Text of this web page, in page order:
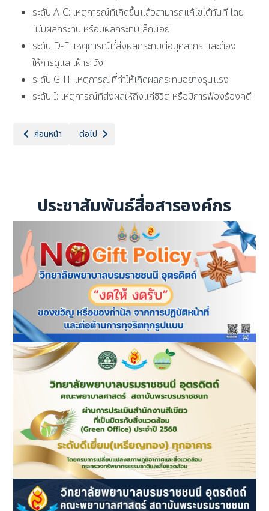
ระดับ A-C: เหตุการณ์ที่เกิดขึ้นแล้วสามารถแก้ไขได้ทันที โดย
ไม่มีผลกระทบ หรือมีผลกระทบเล็กน้อย
ระดับ D-F: เหตุการณ์ที่ส่งผลกระทบต่อบุคลากร และต้อง
ให้การดูแล เฝ้าระวัง
ระดับ G-H: เหตุการณ์ที่ทำให้เกิดผลกระทบอย่างรุนแรง
ระดับ I: เหตุการณ์ที่ส่งผลให้ถึงแก่ชีวิต หรือมีการฟ้องร้องคดี
เนื้อหาก่อนหน้า: ข่าวพัสดุทั้งหมด
ก่อนหน้า เนื้อหาถัดไป: หลักสูตรพยาบาลศาสตร์
ต่อไป
ประชาสัมพันธ์สื่อสารองค์กร